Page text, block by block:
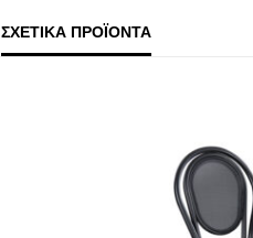
ΣΧΕΤΙΚΆ ΠΡΟΪΌΝΤΑ